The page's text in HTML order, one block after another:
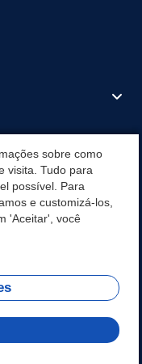
- INÁCIO
sobre como
visita. Tudo para
possível. Para
e customizá-los,
'Aceitar', você